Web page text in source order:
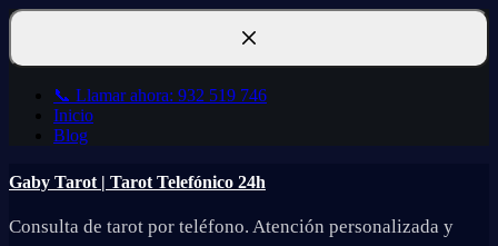
Saltar
contenido
📞 Llamar ahora: 932 519 746
Inicio
Blog
Gaby Tarot | Tarot Telefónico 24h
Consulta de tarot por teléfono. Atención personalizada y